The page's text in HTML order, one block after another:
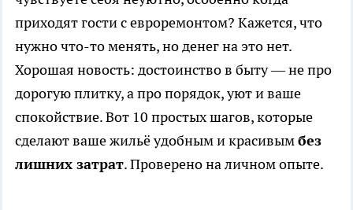
приходят гости с евроремонтом? Кажется, что
нужно что-то менять, но денег на это нет.
Хорошая новость: достоинство в быту — не про
дорогую плитку, а про порядок, уют и ваше
спокойствие. Вот 10 простых шагов, которые
сделают ваше жильё удобным и красивымбез
лишних затрат. Проверено на личном опыте.